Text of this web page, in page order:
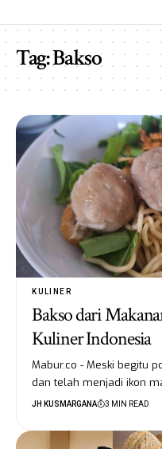
Tag:Bakso
KULINER
Bakso dari
Kuliner Indonesia
Mabur.co - Meski begitu
dan telah menjadi ikon
JH KUSMARGANA 3 MIN READ